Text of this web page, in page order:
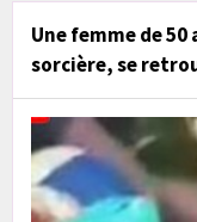
Une femme de
sorcière, se